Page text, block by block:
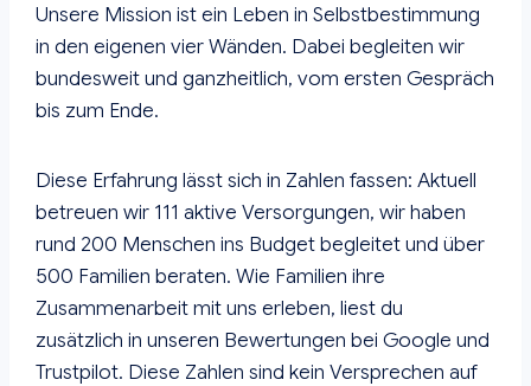
Unsere Mission ist ein Leben in Selbstbestimmung
in den eigenen vier Wänden. Dabei begleiten wir
bundesweit und ganzheitlich, vom ersten Gespräch
bis zum Ende.
Diese Erfahrung lässt sich in Zahlen fassen: Aktuell
betreuen wir 111 aktive Versorgungen, wir haben
rund 200 Menschen ins Budget begleitet und über
500 Familien beraten. Wie Familien ihre
Zusammenarbeit mit uns erleben, liest du
zusätzlich in unseren Bewertungen bei Google und
Trustpilot. Diese Zahlen sind kein Versprechen auf